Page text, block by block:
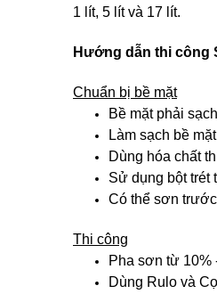
1 lít, 5 lít và 17 lít.
Hướng dẫn thi công
Chuẩn bị bề mặt
Bề mặt phải
Làm sạch bề
Dùng hóa chất
Sử dụng bột trét
Có thể sơn
Thi công
Pha sơn từ 10%
Dùng Rulo và